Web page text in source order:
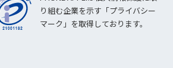
り組む企業を示す「プライバシー
マーク」を取得しております。